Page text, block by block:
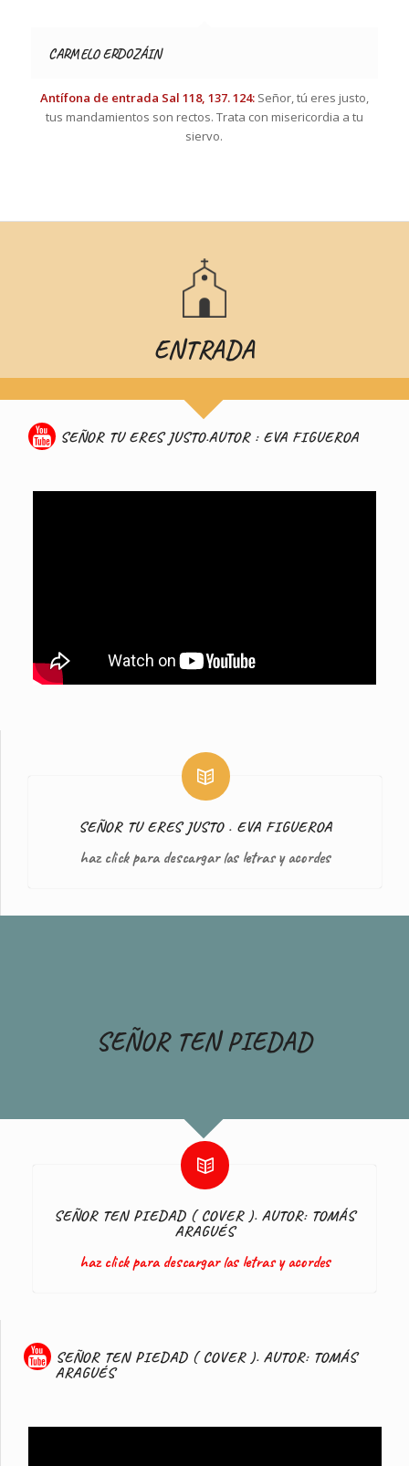
CARMELO ERDOZÁIN
Antífona de entrada Sal 118, 137. 124: Señor, tú eres justo,
tus mandamientos son rectos. Trata con misericordia a tu
siervo.
ENTRADA
SEÑOR TU ERES JUSTO.AUTOR : EVA FIGUEROA
SEÑOR TU ERES JUSTO . EVA FIGUEROA
haz click para descargar las letras y acordes
SEÑOR TEN PIEDAD
SEÑOR TEN PIEDAD ( COVER ). AUTOR: TOMÁS
ARAGUÉS
haz click para descargar las letras y acordes
SEÑOR TEN PIEDAD ( COVER ). AUTOR: TOMÁS
ARAGUÉS